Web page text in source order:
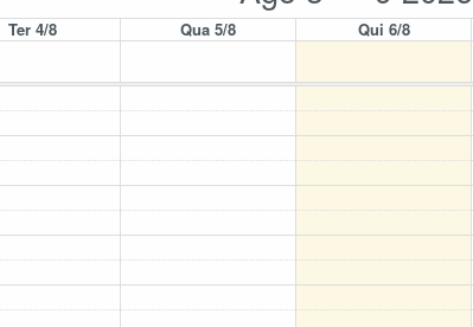
Ter 4/8 Qua 5/8 Qui 6/8